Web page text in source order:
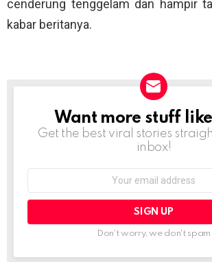
cenderung tenggelam dan hampir
kabar beritanya.
NEWSLETTER
Want more stuff
Get the best viral stories
inbox!
Don't worry, we don't spam